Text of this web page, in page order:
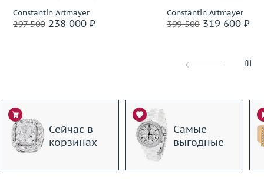
Constantin Artmayer
297 500238 000 ₽
Constantin Artmayer
399 500319 600 ₽
01
Сейчас в
корзинах
Самые
выгодные